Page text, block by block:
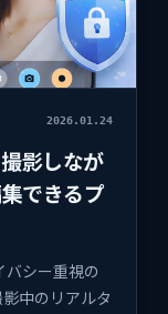
2026.01.24
影しなが
できるプ
シー重視の
中のリアルタ